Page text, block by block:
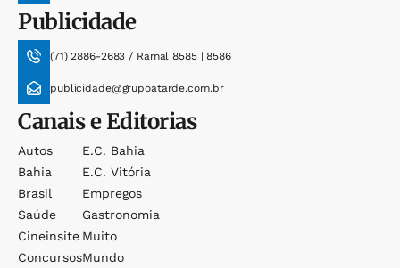
Publicidade
(71) 2886-2683 / Ramal 8585 | 8586
publicidade@grupoatarde.com.br
Canais e Editorias
Autos
Bahia
Brasil
Saúde
Cineinsite
Concursos
E.c. Bahia
E.c. Vitória
Empregos
Gastronomia
Muito
Mundo